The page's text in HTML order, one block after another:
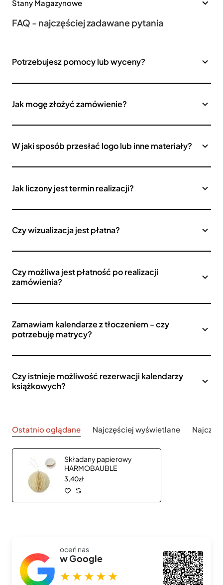
Stany Magazynowe
FAQ - najczęściej zadawane pytania
Potrzebujesz pomocy lub wyceny?
Jak mogę złożyć zamówienie?
W jaki sposób przesłać logo lub inne materiały?
Jak liczony jest termin realizacji?
Czy wizualizacja jest płatna?
Czy możliwa jest płatność po realizacji
zamówienia?
Zamawiam kalendarze z tłoczeniem - czy
potrzebuję matrycy?
Czy istnieje możliwość rezerwacji kalendarzy
książkowych?
Ostatnio oglądane Najczęściej wyświetlane
Składany papierowy
HARMOBAUBLE
3,40zł
oceń nas
w Google
★★★★★